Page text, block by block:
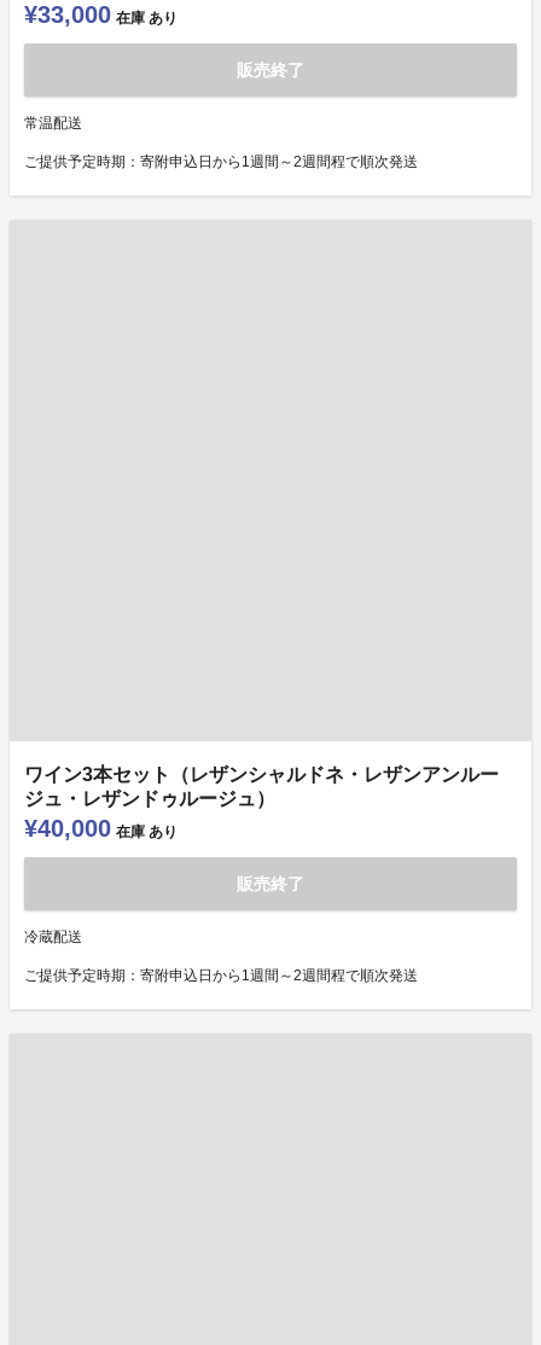
¥33,000 在庫 あり
販売終了
常温配送
ご提供予定時期：寄附申込日から1週間～2週間程で順次発送
ワイン3本セット（レザンシャルドネ・レザンアンルー
ジュ・レザンドゥルージュ）
¥40,000 在庫 あり
販売終了
冷蔵配送
ご提供予定時期：寄附申込日から1週間～2週間程で順次発送